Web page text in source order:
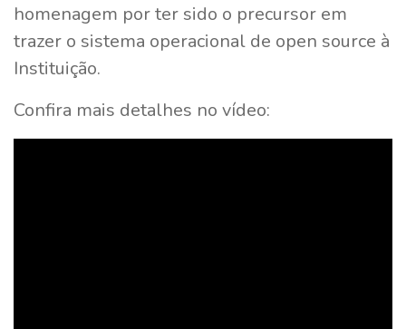
homenagem por ter sido o precursor em
trazer o sistema operacional de open source à
Instituição.
Confira mais detalhes no vídeo: